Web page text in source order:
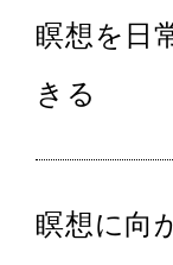
瞑想を日
きる
瞑想に向